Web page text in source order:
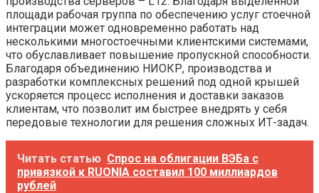
площади рабочая группа по обеспечению услуг стоечной
интеграции может одновременно работать над
несколькими многостоечными клиентскими системами,
что обуславливает повышение пропускной способности.
Благодаря объединению НИОКР, производства и
разработки комплексных решений под одной крышей
ускоряется процесс исполнения и доставки заказов
клиентам, что позволит им быстрее внедрять у себя
передовые технологии для решения сложных ИТ-задач.
Читать статью Спрос на облигации ВЭБа с
привязкой к RUONIA составил 100 миллиардов
рублей